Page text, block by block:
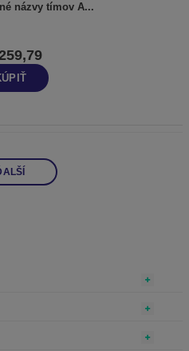
názvy tímov A...